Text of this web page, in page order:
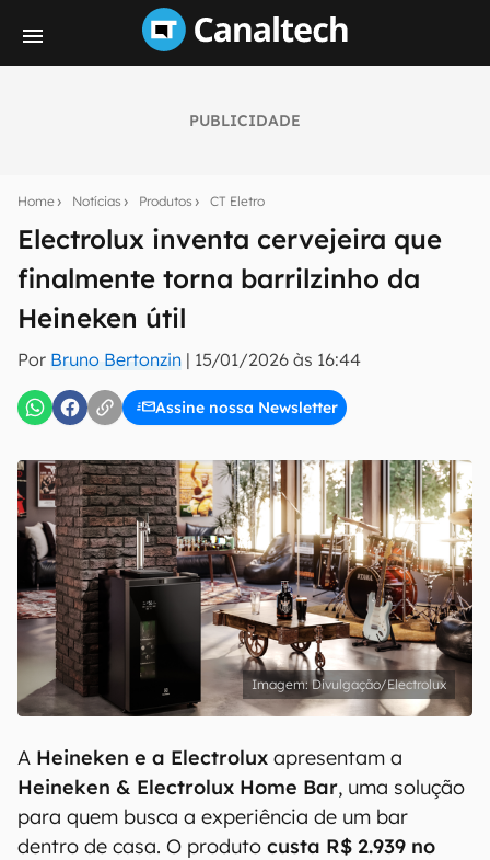
PUBLICIDADE
Home Notícias Produtos CT Eletro
Electrolux inventa cervejeira que
finalmente torna barrilzinho da
Heineken útil
Por Bruno Bertonzin | 15/01/2026 às 16:44
Assine nossa Newsletter
notícias e reviews sobre tecnologia em primeira
mão.
E-mail
inscreva-se
Uso e Política de Privacidade do Canaltech.
Divulgação/Electrolux
A Heineken e a Electrolux apresentam a
Heineken & Electrolux Home Bar, uma solução
para quem busca a experiência de um bar
dentro de casa. O produto custa R$ 2.939 no